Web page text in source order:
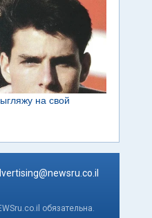
обязательна.